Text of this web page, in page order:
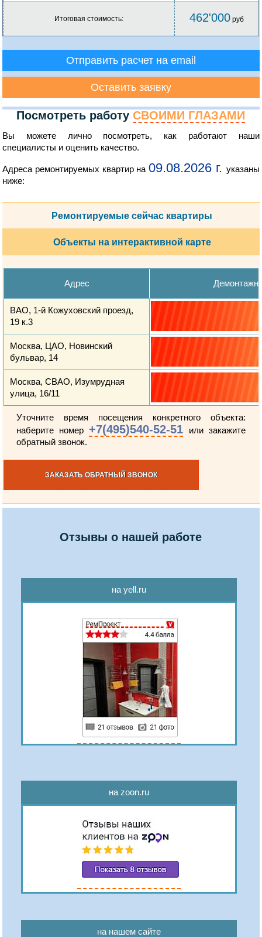
Итоговая стоимость: 462'000 руб
Отправить расчет на email
Оставить заявку
Посмотреть работуСВОИМИ ГЛАЗАМИ
Вы можете лично посмотреть, как работают наши
специалисты и оценить качество.
Адреса ремонтируемых квартир на09.08.2026 г. указаны
ниже:
Ремонтируемые сейчас квартиры
Объекты на интерактивной карте
Адрес
ВАО, 1-й Кожуховский проезд,
19 к.3
Москва, ЦАО, Новинский
бульвар, 14
Москва, СВАО, Изумрудная
улица, 16/11
Уточните время посещения конкретного объекта:
наберите номер+7(495)540-52-51 или закажите
обратный звонок.
ЗАКАЗАТЬ ОБРАТНЫЙ ЗВОНОК
Отзывы о нашей работе
на yell.ru
на zoon.ru
на нашем сайте